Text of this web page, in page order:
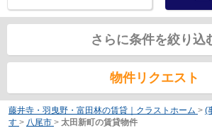
さらに条件を絞り込
物件リクエスト
藤井寺・羽曳野・富田林の賃貸｜クラストホーム > (
す > 八尾市 > 太田新町の賃貸物件